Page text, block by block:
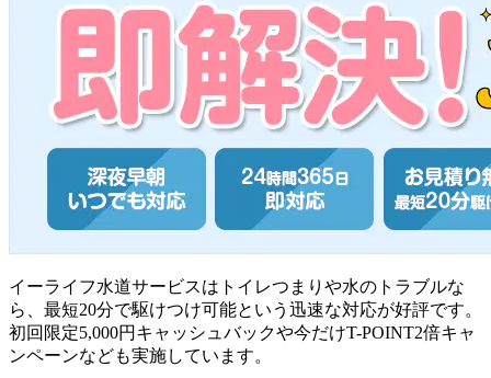
イーライフ水道サービスはトイレつまりや水のトラブルな
ら、最短20分で駆けつけ可能という迅速な対応が好評です。
初回限定5,000円キャッシュバックや今だけT-POINT2倍キャ
ンペーンなども実施しています。